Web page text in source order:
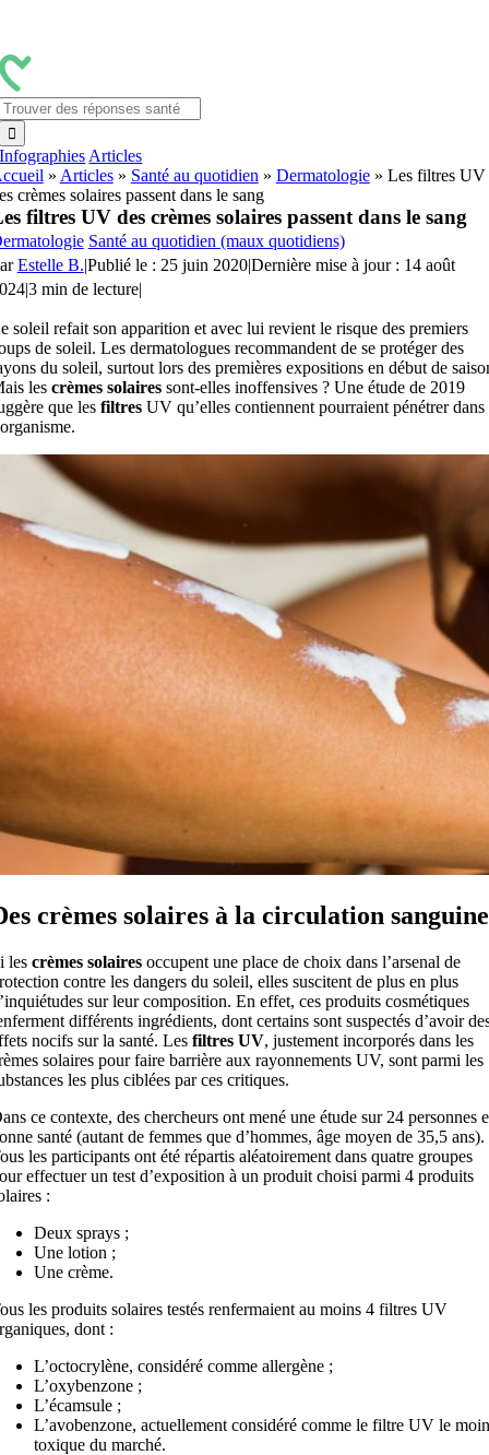
contenu
Infographies Articles
» Articles» Santé au quotidien » Dermatologie» Les filtres UV
crèmes solaires passent dans le sang
filtres UV des crèmes solaires passent dans le sang
Santé au quotidien (maux quotidiens)
Estelle B.|Publié le : 25 juin 2020|Dernière mise à jour : 14 août
|3 min de lecture|
soleil refait son apparition et avec lui revient le risque des premiers
de soleil. Les dermatologues recommandent de se protéger des
du soleil, surtout lors des premières expositions en début de
les crèmes solairessont-elles inoffensives ? Une étude de 2019
que les filtresUV qu’elles contiennent pourraient pénétrer dans
crèmes solaires à la circulation sanguine
les crèmes solairesoccupent une place de choix dans l’arsenal de
contre les dangers du soleil, elles suscitent de plus en plus
sur leur composition. En effet, ces produits cosmétiques
différents ingrédients, dont certains sont suspectés d’avoir
nocifs sur la santé. Les filtres UV, justement incorporés dans les
solaires pour faire barrière aux rayonnements UV, sont parmi les
les plus ciblées par ces critiques.
ce contexte, des chercheurs ont mené une étude sur 24 personnes
santé (autant de femmes que d’hommes, âge moyen de 35,5 ans).
les participants ont été répartis aléatoirement dans quatre groupes
effectuer un test d’exposition à un produit choisi parmi 4 produits
:
Deux sprays ;
Une lotion ;
Une crème.
les produits solaires testés renfermaient au moins 4 filtres UV
dont :
L’octocrylène, considéré comme allergène ;
L’oxybenzone ;
L’écamsule ;
L’avobenzone, actuellement considéré comme le filtre UV le
toxique du marché.